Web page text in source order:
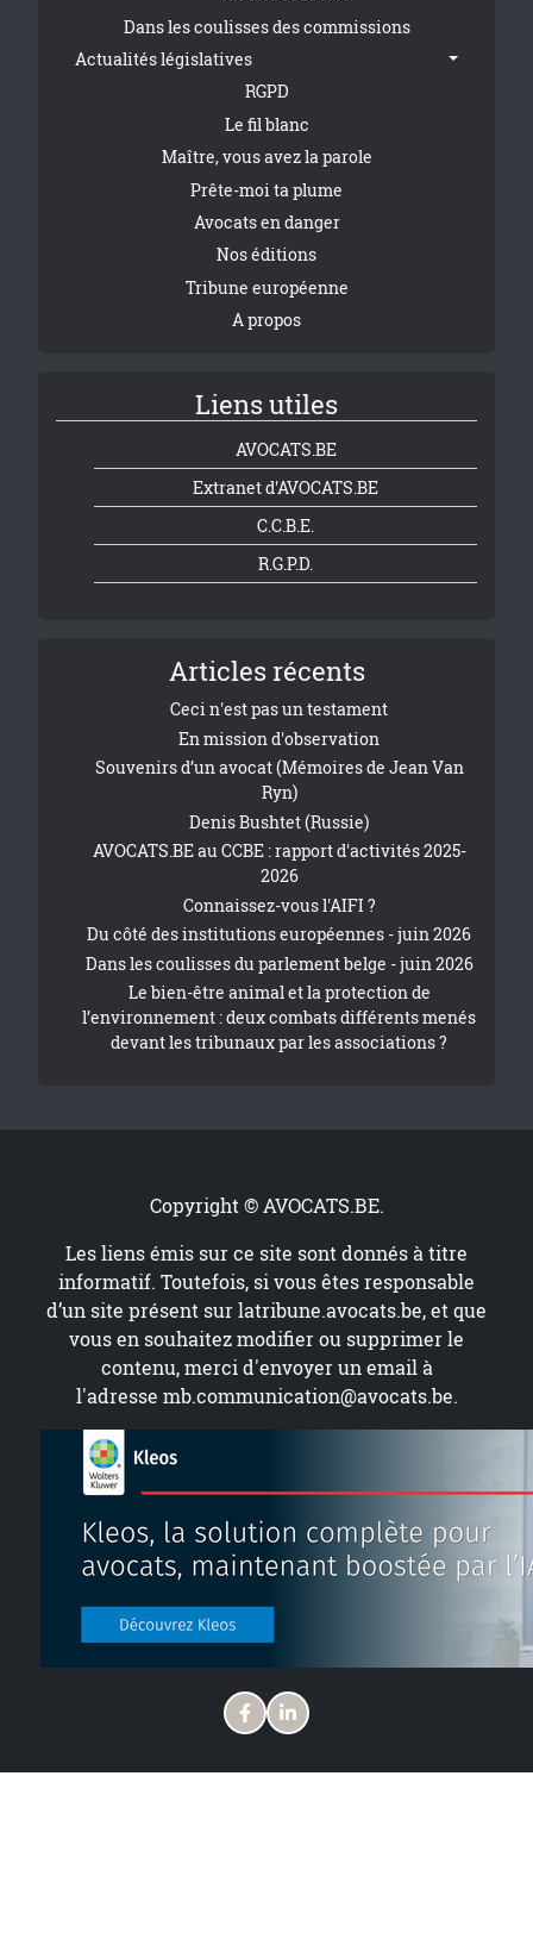
Dans les coulisses des commissions
Actualités législatives
RGPD
Le fil blanc
Maître, vous avez la parole
Prête-moi ta plume
Avocats en danger
Nos éditions
Tribune européenne
A propos
Liens utiles
AVOCATS.BE
Extranet d'AVOCATS.BE
C.C.B.E.
R.G.P.D.
Articles récents
Ceci n'est pas un testament
En mission d'observation
Souvenirs d’un avocat (Mémoires de Jean Van
Ryn)
Denis Bushtet (Russie)
AVOCATS.BE au CCBE : rapport d'activités 2025-
2026
Connaissez-vous l'AIFI ?
Du côté des institutions européennes - juin 2026
Dans les coulisses du parlement belge - juin 2026
Le bien-être animal et la protection de
l’environnement : deux combats différents menés
devant les tribunaux par les associations ?
Copyright © AVOCATS.BE.
Les liens émis sur ce site sont donnés à titre
informatif. Toutefois, si vous êtes responsable
d’un site présent surlatribune.avocats.be, et que
vous en souhaitez modifier ou supprimer le
contenu, merci d'envoyer un email à
l'adresse mb.communication@avocats.be.